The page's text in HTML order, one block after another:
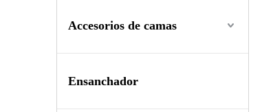
Accesorios de camas
Ensanchador